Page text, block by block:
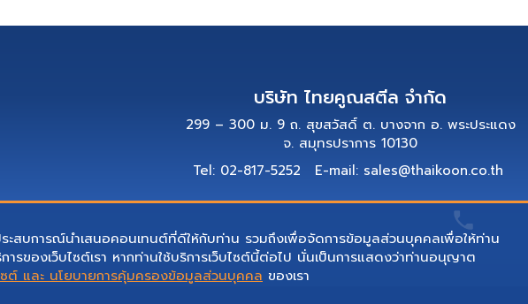
บริษัท ไทยคูณสตีล จำกัด
299 – 300 ม. 9 ถ. สุขสวัสดิ์ ต. บางจาก อ. พระประแดง
จ. สมุทรปราการ 10130
Tel: 02-817-5252
E-mail: sales@thaikoon.co.th
ระสบการณ์นำเสนอคอนเทนต์ที่ดีให้กับท่าน รวมถึงเพื่อจัดการข้อมูลส่วนบุคคลเพื่อให้ท่าน
รของเว็บไซต์เรา หากท่านใช้บริการเว็บไซต์นี้ต่อไป นั่นเป็นการแสดงว่าท่านอนุญาต
ซต์ และ นโยบายการคุ้มครองข้อมูลส่วนบุคคล ของเรา